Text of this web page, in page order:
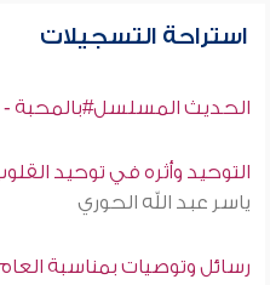
استراحة التسجيلات
الحديث المسلسل#بالمحبة
التوحيد وأثره في توحيد
ياسر عبد الله الحوري
رسائل وتوصيات بمناسبة